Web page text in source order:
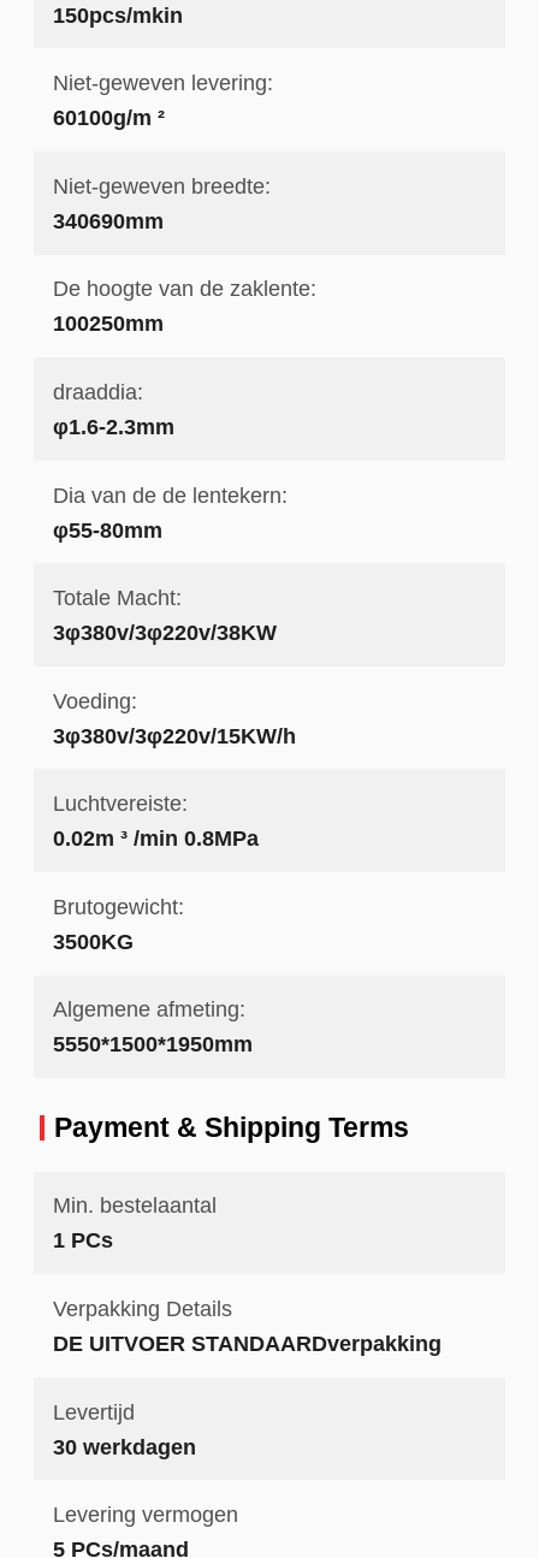
150pcs/mkin
Niet-geweven levering:
60100g/m ²
Niet-geweven breedte:
340690mm
De hoogte van de zaklente:
100250mm
draaddia:
φ1.6-2.3mm
Dia van de de lentekern:
φ55-80mm
Totale Macht:
3φ380v/3φ220v/38KW
Voeding:
3φ380v/3φ220v/15KW/h
Luchtvereiste:
0.02m ³ /min 0.8MPa
Brutogewicht:
3500KG
Algemene afmeting:
5550*1500*1950mm
Payment & Shipping Terms
Min. bestelaantal
1 PCs
Verpakking Details
DE UITVOER STANDAARDverpakking
Levertijd
30 werkdagen
Levering vermogen
5 PCs/maand